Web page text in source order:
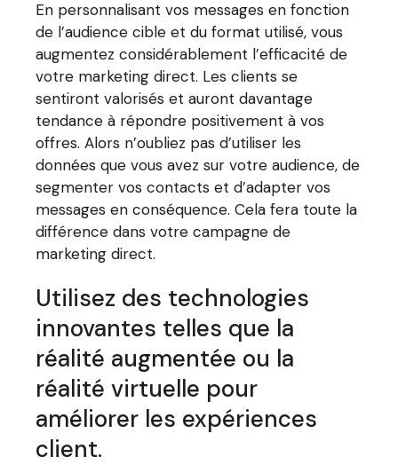
En personnalisant vos messages en fonction
de l’audience cible et du format utilisé, vous
augmentez considérablement l’efficacité de
votre marketing direct. Les clients se
sentiront valorisés et auront davantage
tendance à répondre positivement à vos
offres. Alors n’oubliez pas d’utiliser les
données que vous avez sur votre audience, de
segmenter vos contacts et d’adapter vos
messages en conséquence. Cela fera toute la
différence dans votre campagne de
marketing direct.
Utilisez des technologies
innovantes telles que la
réalité augmentée ou la
réalité virtuelle pour
améliorer les expériences
client.